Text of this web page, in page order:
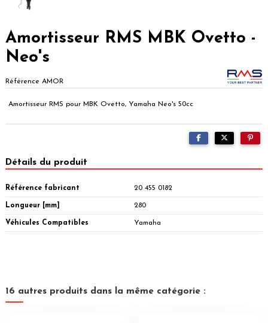
Amortisseur RMS MBK Ovetto -
Neo's
Référence AMOR
Amortisseur RMS pour MBK Ovetto, Yamaha Neo's 50cc
Détails du produit
Référence fabricant 20 455 0182
Longueur [mm] 280
Véhicules Compatibles Yamaha
16 autres produits dans la même catégorie :